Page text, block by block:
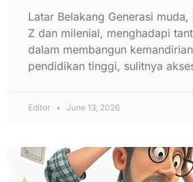
Latar Belakang Generasi muda,
Z dan milenial, menghadapi
dalam membangun
pendidikan tinggi, sulitnya
Editor June 13, 2026